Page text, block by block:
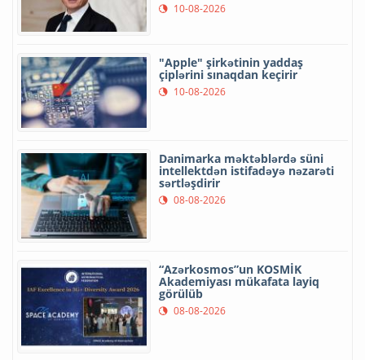
10-08-2026
"Apple" şirkətinin yaddaş
çiplərini sınaqdan keçirir
10-08-2026
Danimarka məktəblərdə süni
intellektdən istifadəyə nəzarəti
sərtləşdirir
08-08-2026
“Azərkosmos”un KOSMİK
Akademiyası mükafata layiq
görülüb
08-08-2026